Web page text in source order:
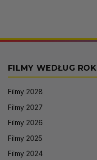
FILMY WEDŁUG
Filmy 2028
Filmy 2027
Filmy 2026
Filmy 2025
Filmy 2024